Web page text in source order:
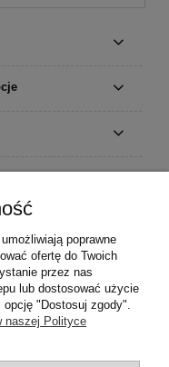
poprawne
ofertę do Twoich
przez nas
lub dostosować użycie
opcję "Dostosuj zgody".
naszej Polityce